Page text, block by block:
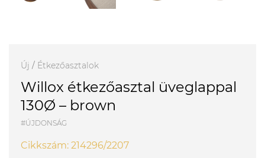
Új / Étkezőasztalok
Willox étkezőasztal üveglappal
130Ø – brown
#ÚJDONSÁG
Cikkszám: 214296/2207